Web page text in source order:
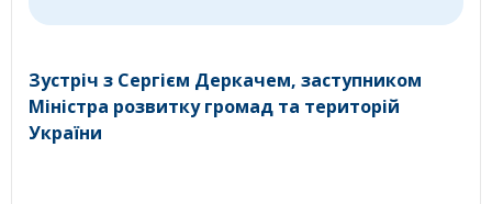
Зустріч з Сергієм Деркачем, заступником
Міністра розвитку громад та територій
України